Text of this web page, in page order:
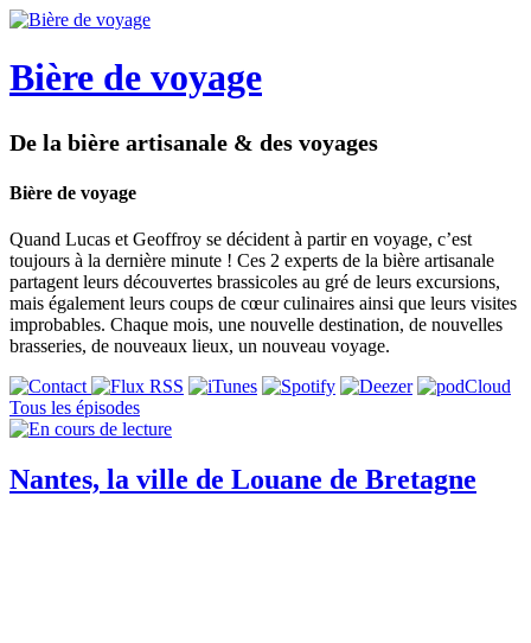
Bière de voyage
De la bière artisanale & des voyages
Bière de voyage
Quand Lucas et Geoffroy se décident à partir en voyage, c’est
toujours à la dernière minute ! Ces 2 experts de la bière artisanale
partagent leurs découvertes brassicoles au gré de leurs excursions,
mais également leurs coups de cœur culinaires ainsi que leurs visites
improbables. Chaque mois, une nouvelle destination, de nouvelles
brasseries, de nouveaux lieux, un nouveau voyage.
Tous les épisodes
Nantes, la ville de Louane de Bretagne